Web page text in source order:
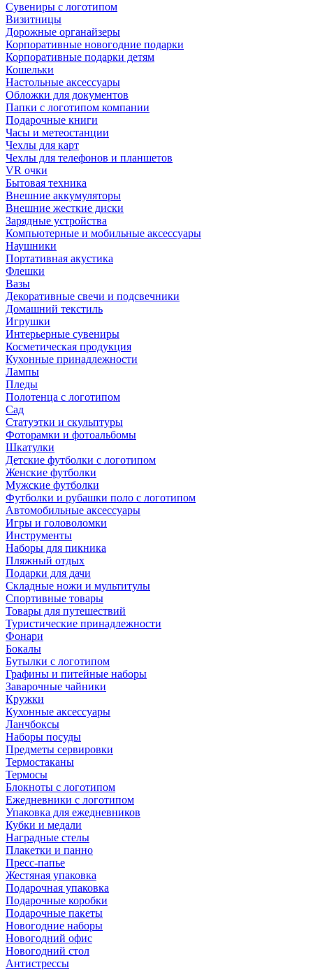
Сувениры с логотипом
Визитницы
Дорожные органайзеры
Корпоративные новогодние подарки
Корпоративные подарки детям
Кошельки
Настольные аксессуары
Обложки для документов
Папки с логотипом компании
Подарочные книги
Часы и метеостанции
Чехлы для карт
Чехлы для телефонов и планшетов
VR очки
Бытовая техника
Внешние аккумуляторы
Внешние жесткие диски
Зарядные устройства
Компьютерные и мобильные аксессуары
Наушники
Портативная акустика
Флешки
Вазы
Декоративные свечи и подсвечники
Домашний текстиль
Игрушки
Интерьерные сувениры
Косметическая продукция
Кухонные принадлежности
Лампы
Пледы
Полотенца с логотипом
Сад
Статуэтки и скульптуры
Фоторамки и фотоальбомы
Шкатулки
Детские футболки с логотипом
Женские футболки
Мужские футболки
Футболки и рубашки поло с логотипом
Автомобильные аксессуары
Игры и головоломки
Инструменты
Наборы для пикника
Пляжный отдых
Подарки для дачи
Складные ножи и мультитулы
Спортивные товары
Товары для путешествий
Туристические принадлежности
Фонари
Бокалы
Бутылки с логотипом
Графины и питейные наборы
Заварочные чайники
Кружки
Кухонные аксессуары
Ланчбоксы
Наборы посуды
Предметы сервировки
Термостаканы
Термосы
Блокноты с логотипом
Ежедневники с логотипом
Упаковка для ежедневников
Кубки и медали
Наградные стелы
Плакетки и панно
Пресс-папье
Жестяная упаковка
Подарочная упаковка
Подарочные коробки
Подарочные пакеты
Новогодние наборы
Новогодний офис
Новогодний стол
Антистрессы